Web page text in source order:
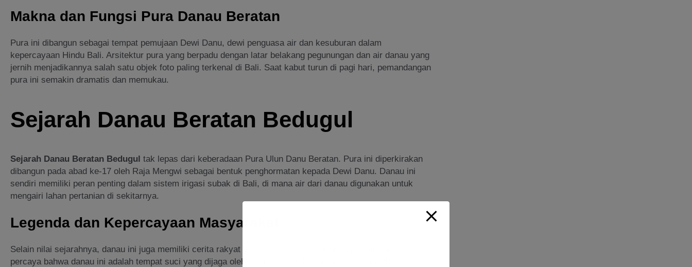
Makna dan Fungsi Pura Danau Beratan
Pura ini dibangun sebagai tempat pemujaan Dewi Danu, dewi penguasa air dan kesuburan dalam
kepercayaan Hindu Bali. Arsitektur pura yang berpadu dengan latar belakang pegunungan dan air danau yang
jernih menjadikannya salah satu objek foto paling terkenal di Bali. Saat kabut turun di pagi hari, pemandangan
pura ini semakin dramatis dan memukau.
Sejarah Danau Beratan Bedugul
Sejarah Danau Beratan Bedugul tak lepas dari keberadaan Pura Ulun Danu Beratan. Pura ini diperkirakan
dibangun pada abad ke-17 oleh Raja Mengwi sebagai bentuk penghormatan kepada Dewi Danu. Danau ini
sendiri memiliki peran penting dalam sistem irigasi subak di Bali, di mana air dari danau digunakan untuk
mengairi lahan pertanian di sekitarnya.
Legenda dan Kepercayaan Masyarakat
Selain nilai sejarahnya, danau ini juga memiliki cerita rakyat yang menarik. Konon, masyarakat sekitar
percaya bahwa danau ini adalah tempat suci yang dijaga oleh roh-roh alam. Kepercayaan ini membuat Danau